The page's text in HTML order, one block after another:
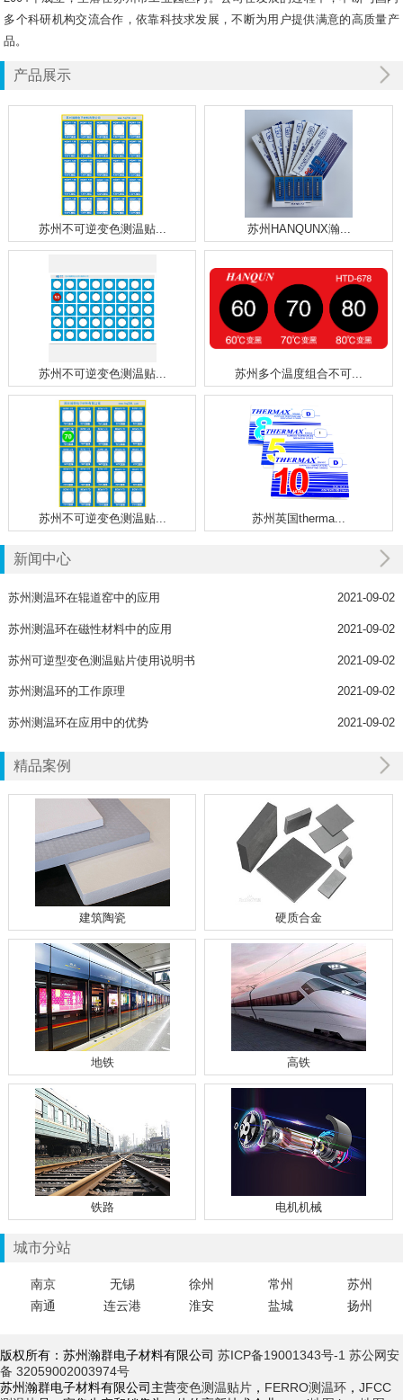
多个科研机构交流合作，依靠科技求发展，不断为用户提供满意的高质量产
品。
产品展示
苏州不可逆变色测温贴... 苏州HANQUNX瀚...
苏州不可逆变色测温贴... 苏州多个温度组合不可...
苏州不可逆变色测温贴... 苏州英国therma...
新闻中心
苏州测温环在辊道窑中的应用 2021-09-02
苏州测温环在磁性材料中的应用 2021-09-02
苏州可逆型变色测温贴片使用说明书 2021-09-02
苏州测温环的工作原理 2021-09-02
苏州测温环在应用中的优势 2021-09-02
精品案例
建筑陶瓷 硬质合金
地铁 高铁
铁路 电机机械
城市分站
南京 无锡 徐州 常州
苏州
南通
连云港 淮安 盐城 扬州
版权所有：苏州瀚群电子材料有限公司 苏ICP备19001343号-1 苏公网安
备 32059002003974号
苏州瀚群电子材料有限公司主营变色测温贴片 ， FERRO测温环 ， JFCC